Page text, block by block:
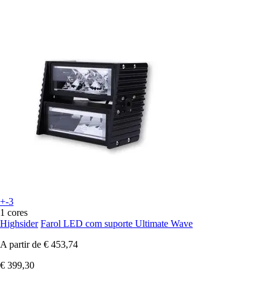
+-3
1 cores
Highsider Farol LED com suporte Ultimate Wave
A partir de € 453,74
€ 399,30